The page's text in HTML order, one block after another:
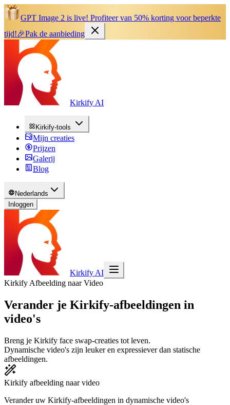
GPT Image 2 is live! Profiteer van 50% korting voor beperkte
tijd!🎉Pak de aanbieding
Kirkify AI
Kirkify-tools
Mijn creaties
Prijzen
Galerij
Blog
Nederlands
Inloggen
Kirkify AI
Kirkify Afbeelding naar Video
Verander je Kirkify-afbeeldingen in
video's
Breng je Kirkify face swap-creaties tot leven.
Dynamische video's zijn leuker en expressiever dan statische
afbeeldingen.
Kirkify afbeelding naar video
Verander uw Kirkify-afbeeldingen in dynamische video's